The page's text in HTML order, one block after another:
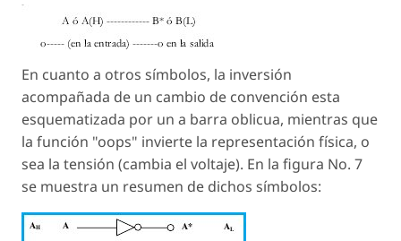
En cuanto a otros símbolos, la inversión
acompañada de un cambio de convención esta
esquematizada por un a barra oblicua, mientras que
la función "oops" invierte la representación física, o
sea la tensión (cambia el voltaje). En la figura No. 7
se muestra un resumen de dichos símbolos: